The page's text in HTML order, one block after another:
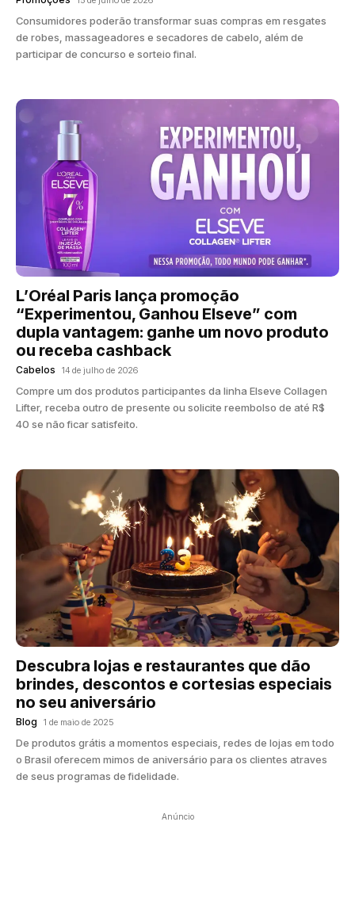
Consumidores poderão transformar suas compras em resgates
de robes, massageadores e secadores de cabelo, além de
participar de concurso e sorteio final.
L’Oréal Paris lança promoção
“Experimentou, Ganhou Elseve” com
dupla vantagem: ganhe um novo produto
ou receba cashback
Cabelos 14 de julho de 2026
Compre um dos produtos participantes da linha Elseve Collagen
Lifter, receba outro de presente ou solicite reembolso de até R$
40 se não ficar satisfeito.
Descubra lojas e restaurantes que dão
brindes, descontos e cortesias especiais
no seu aniversário
Blog 1 de maio de 2025
De produtos grátis a momentos especiais, redes de lojas em todo
o Brasil oferecem mimos de aniversário para os clientes atraves
de seus programas de fidelidade.
Anúncio